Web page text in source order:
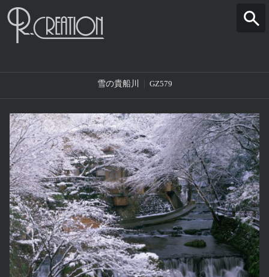
雪の貴船川 GZ579